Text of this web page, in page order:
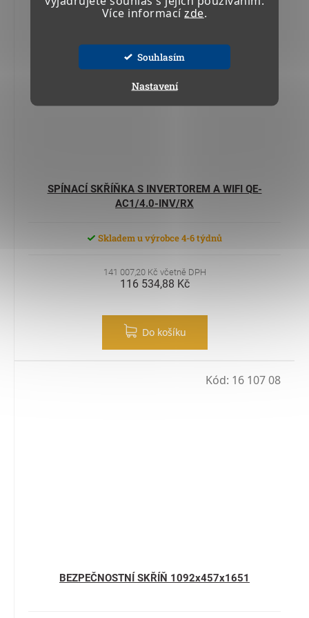
Více informacízde.
Souhlasím
Nastavení
SPÍNACÍ SKŘÍŇKA S INVERTOREM A WIFI QE-
AC1/4.0-INV/RX
Skladem u výrobce 4-6 týdnů
141 007,20 Kč včetně DPH
116 534,88 Kč
Do košíku
BEZPEČNOSTNÍ SKŘÍŇ 1092x457x1651
Kód: 16 107 08